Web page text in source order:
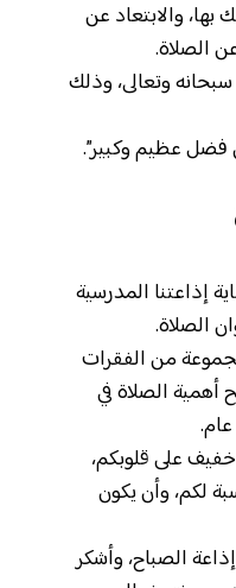
والابتعاد عن
الصلاة.
وتعالى، وذلك
فضل عظيم وكبير”.
إذاعتنا المدرسية
الصلاة.
من الفقرات
أهمية الصلاة في
على قلوبكم،
لكم، وأن يكون
الصباح، وأشكر